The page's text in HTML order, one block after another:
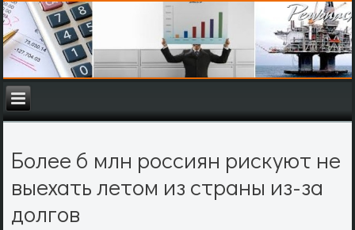
Более 6 млн россиян рискуют не
выехать летом из страны из-за
долгов